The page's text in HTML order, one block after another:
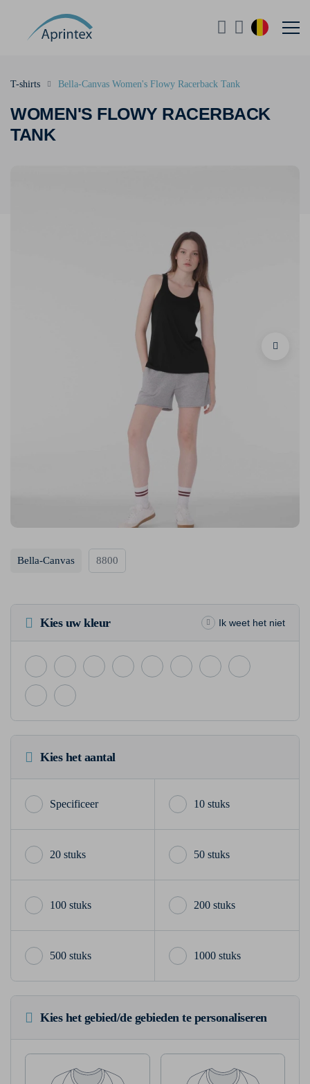
WOMEN'S FLOWY RACERBACK
TANK
T-shirts Bella-Canvas Women's Flowy Racerback Tank
Bella-Canvas 8800
Kies uw kleur Ik weet het niet
Kies het aantal
10 stuks
20 stuks 50 stuks
100 stuks 200 stuks
500 stuks 1000 stuks
Kies het gebied/de gebieden te personaliseren